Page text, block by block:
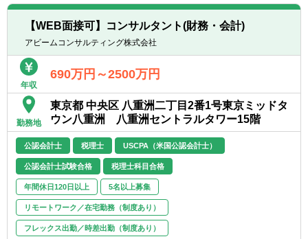
覚えていただきます。順調にいけば、入社か
ら1年以内にコンサルティング業務まで担当
できるようになるはずです。
■BTreXシリーズについて
多くの上場企業への導入実績がある『連結大
王』（1996年リリース）の後継製品として、
2011年6月にリリース
したIFRS完全対応型のパッケージソフトが
『BTrexシリーズ』です。累計導入実績は
1,000社を超え、多くの企
業の業務標準化・効率化に貢献しています。
≪導入実績≫
サイバーエージェント、旭化成、サイゼリ
ヤ、りそなホールディングス、いすゞ自動
【WEB面接可】コンサルタント(財務・会計)
アビームコンサルティング株式会社
年収
690万円～2500万円
勤務地
東京都 中央区 八重洲二丁目2番1号東京ミッドタ
ウン八重洲 八重洲セントラルタワー15階
公認会計士 税理士 USCPA（米国公認会計士）
公認会計士試験合格 税理士科目合格
年間休日120日以上 5名以上募集
リモートワーク／在宅勤務（制度あり）
フレックス出勤／時差出勤（制度あり）